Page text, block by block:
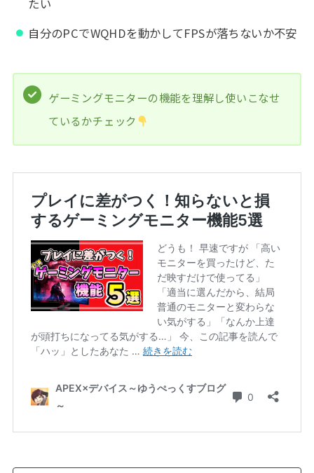
自分のPCでWQHDを動かしてFPSが落ちないか不安
ゲーミングモニターの機能を理解し使いこなせ
ているかチェック